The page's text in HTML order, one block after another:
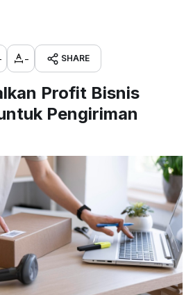
- SHARE
Profit Bisnis
Pengiriman